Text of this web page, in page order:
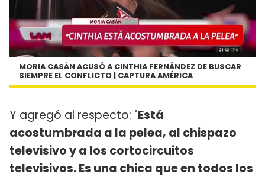
MORIA CASÁN ACUSÓ A CINTHIA FERNÁNDEZ DE BUSCAR
SIEMPRE EL CONFLICTO | CAPTURA AMÉRICA
Y agregó al respecto: "Está
acostumbrada a la pelea, al chispazo
televisivo y a los cortocircuitos
televisivos. Es una chica que en todos los